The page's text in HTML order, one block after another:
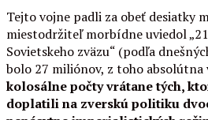
Tejto vojne padli za obeť desiatky
miestodržiteľ morbídne uviedol
Sovietskeho zväzu“ (podľa
bolo 27 miliónov, z toho absolútna
kolosálne počty vrátane tých,
doplatili na zverskú politiku